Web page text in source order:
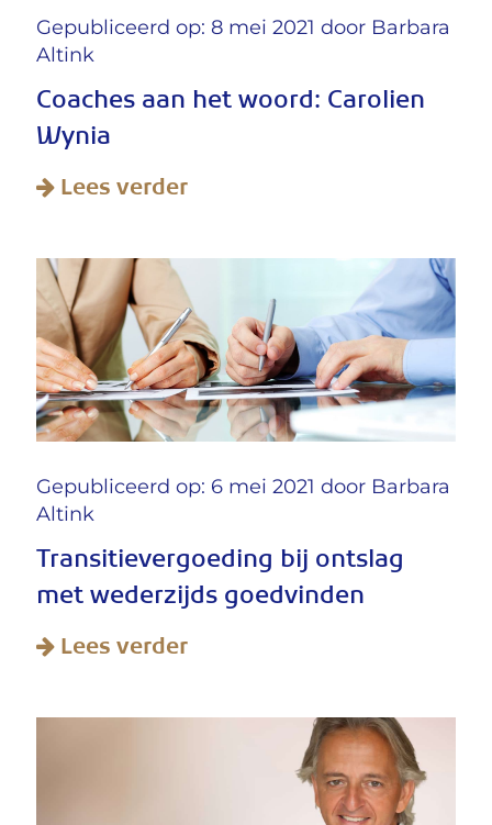
Gepubliceerd op: 8 mei 2021 door Barbara
Altink
Coaches aan het woord: Carolien
Wynia
Lees verder
Gepubliceerd op: 6 mei 2021 door Barbara
Altink
Transitievergoeding bij ontslag
met wederzijds goedvinden
Lees verder